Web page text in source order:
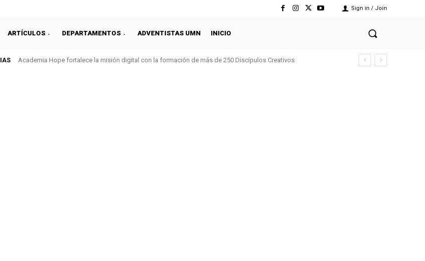
Sign in / Join
ARTÍCULOS DEPARTAMENTOS ADVENTISTAS UMN INICIO
Academia Hope fortalece la misión digital con la formación de más de 250 Discípulos Creativos